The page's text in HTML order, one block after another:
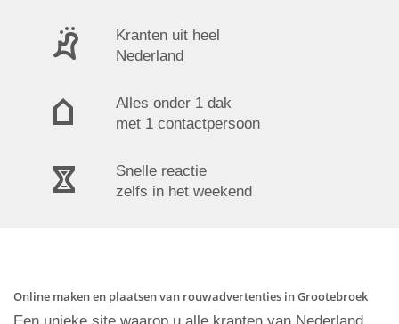
Kranten uit heel
Nederland
Alles onder 1 dak
met 1 contactpersoon
Snelle reactie
zelfs in het weekend
Online maken en plaatsen van rouwadvertenties in Grootebroek